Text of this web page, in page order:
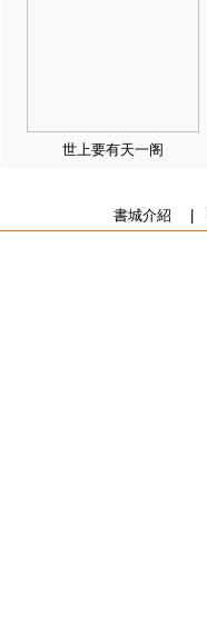
世上要有天一阁
書城介紹